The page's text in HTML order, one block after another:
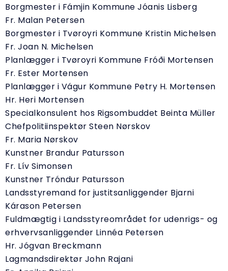
Borgmester i Fámjin Kommune Jóanis Lisberg
Fr. Malan Petersen
Borgmester i Tvøroyri Kommune Kristin Michelsen
Fr. Joan N. Michelsen
Planlægger i Tvøroyri Kommune Fróði Mortensen
Fr. Ester Mortensen
Planlægger i Vágur Kommune Petry H. Mortensen
Hr. Heri Mortensen
Specialkonsulent hos Rigsombuddet Beinta Müller
Chefpolitiinspektør Steen Nørskov
Fr. Maria Nørskov
Kunstner Brandur Patursson
Fr. Lív Simonsen
Kunstner Tróndur Patursson
Landsstyremand for justitsanliggender Bjarni
Kárason Petersen
Fuldmægtig i Landsstyreområdet for udenrigs- og
erhvervsanliggender Linnéa Petersen
Hr. Jógvan Breckmann
Lagmandsdirektør John Rajani